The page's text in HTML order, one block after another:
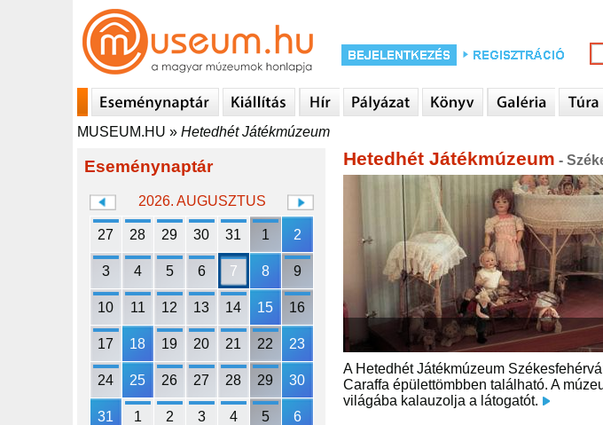
MUSEUM.HU » Hetedhét Játékmúzeum
Eseménynaptár
2026. AUGUSZTUS
27 28 29 30 31 1 2
3 4 5 6 7 8 9
10 11 12 13 14 15 16
17 18 19 20 21 22 23
24 25 26 27 28 29 30
31 1 2 3 4 5 6
Hetedhét Játékmúzeum -
A Hetedhét Játékmúzeum
Caraffa épülettömbben található. A
világába kalauzolja a látogatót.